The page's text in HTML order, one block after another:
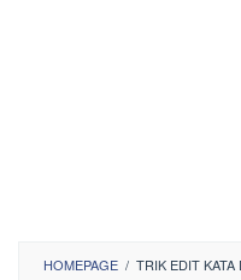
HOMEPAGE / TRIK EDIT KATA